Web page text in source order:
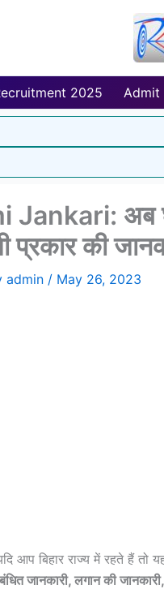
2025 Admit
Jankari: अब
प्रकार की
admin / May 26, 2023
आप बिहार राज्य में रहते हैं तो
जानकारी, लगान की